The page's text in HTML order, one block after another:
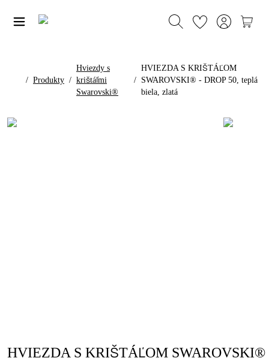
/ Produkty /
Hviezdy s
krištáľmi
Swarovski®
/
HVIEZDA S KRIŠTÁĽOM
SWAROVSKI® - DROP 50, teplá
biela, zlatá
HVIEZDA S KRIŠTÁĽOM SWAROVSKI®